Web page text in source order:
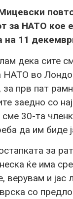
за НАТО кое
на 11
дека сите
НАТО во
за прв пат
заедно со
30-та
да им биде
за
ќе има
верувам и јас
врска со